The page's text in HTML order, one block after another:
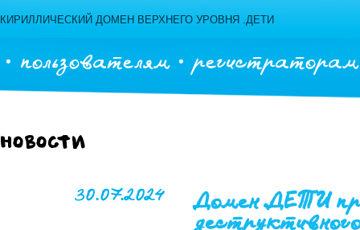
КИРИЛЛИЧЕСКИЙ ДОМЕН ВЕРХНЕГО УРОВНЯ .ДЕТИ
пользователям регистраторам
Новости
30.07.2024
Домен .ДЕТИ